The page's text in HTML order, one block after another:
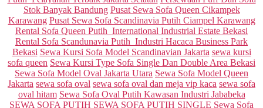
Stok Banyak Bandung Pusat Sewa Sofa Queen Cikampek
Karawang Pusat Sewa Sofa Scandinavia Putih Ciampel Karawang
Rental Sofa Queen Putih International Industrial Estate Bekasi
Rental Sofa Scandunavia Putih Industri Hacaca Business Park
Bekasi Sewa Kursi Sofa Model Scandinavian Jakarta sewa kursi
sofa queen Sewa Kursi Type Sofa Single Dan Double Area Bekasi
Sewa Sofa Model Oval Jakarta Utara Sewa Sofa Model Queen
Jakarta sewa sofa oval sewa sofa oval dan meja vip kaca sewa sofa
oval hitam Sewa Sofa Oval Putih Kawasan Industri Jababeka
SEWA SOFA PUTIH SEWA SOFA PUTIH SINGLE Sewa Sofa